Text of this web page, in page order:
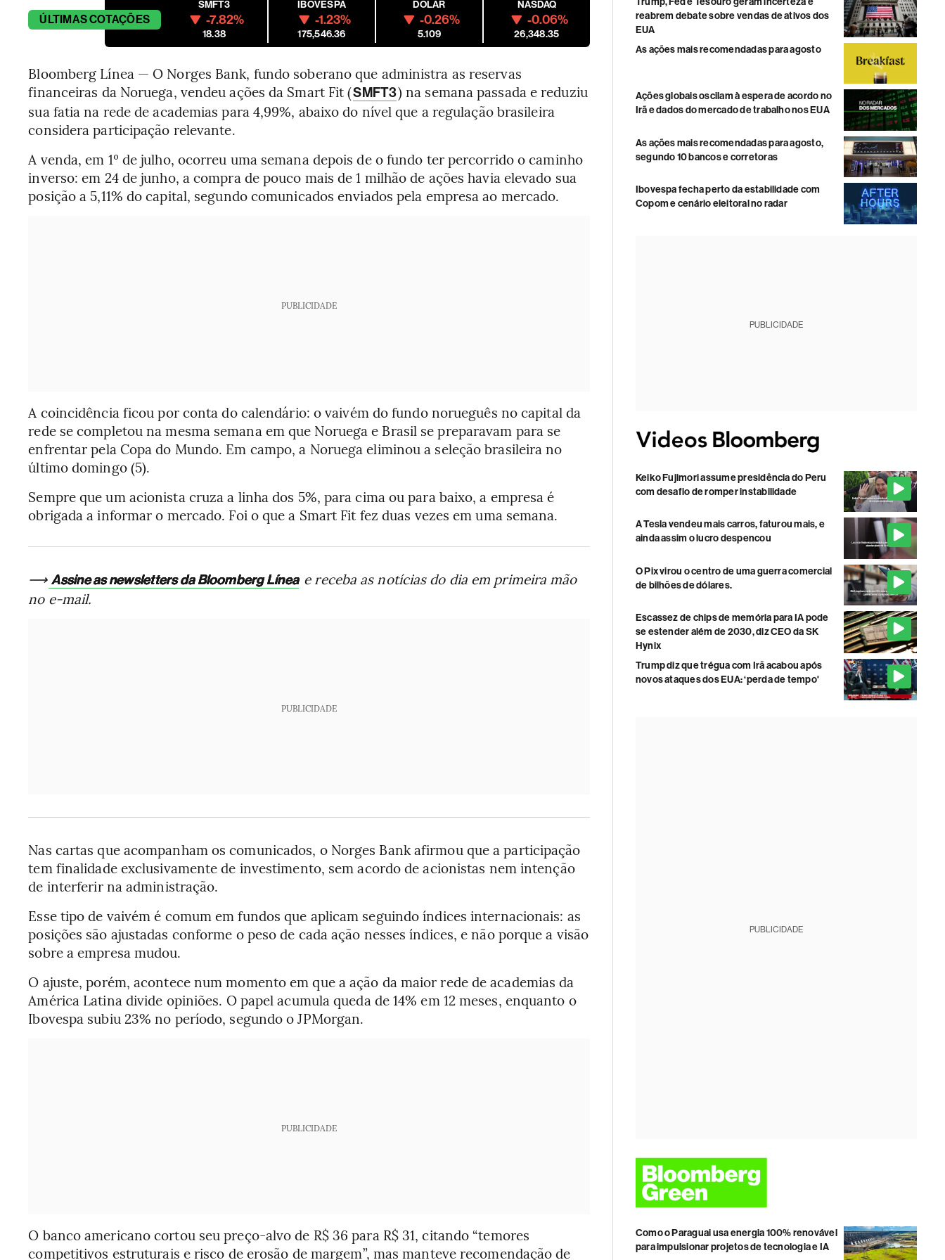
ÚLTIMASCOTAÇÕES
SMFT3
-7.82%
18.38
IBOVESPA
-1.23%
175,546.36
DÓLAR
-0.26%
5.109
NASDAQ
-0.06%
26,348.35
Bloomberg Línea — O Norges Bank, fundo soberano que administra as reservas
financeiras da Noruega, vendeu ações da Smart Fit (SMFT3) na semana passada e reduziu
sua fatia na rede de academias para 4,99%, abaixo do nível que a regulação brasileira
considera participação relevante.
A venda, em 1º de julho, ocorreu uma semana depois de o fundo ter percorrido o caminho
inverso: em 24 de junho, a compra de pouco mais de 1 milhão de ações havia elevado sua
posição a 5,11% do capital, segundo comunicados enviados pela empresa ao mercado.
PUBLICIDADE
A coincidência ficou por conta do calendário: o vaivém do fundo norueguês no capital da
rede se completou na mesma semana em que Noruega e Brasil se preparavam para se
enfrentar pela Copa do Mundo. Em campo, a Noruega eliminou a seleção brasileira no
último domingo (5).
Sempre que um acionista cruza a linha dos 5%, para cima ou para baixo, a empresa é
obrigada a informar o mercado. Foi o que a Smart Fit fez duas vezes em uma semana.
⟶ Assine as newsletters da Bloomberg Línea e receba as notícias do dia em primeira mão
no e-mail.
PUBLICIDADE
Nas cartas que acompanham os comunicados, o Norges Bank afirmou que a participação
tem finalidade exclusivamente de investimento, sem acordo de acionistas nem intenção
de interferir na administração.
Esse tipo de vaivém é comum em fundos que aplicam seguindo índices internacionais: as
posições são ajustadas conforme o peso de cada ação nesses índices, e não porque a visão
sobre a empresa mudou.
O ajuste, porém, acontece num momento em que a ação da maior rede de academias da
América Latina divide opiniões. O papel acumula queda de 14% em 12 meses, enquanto o
Ibovespa subiu 23% no período, segundo o JPMorgan.
PUBLICIDADE
O banco americano cortou seu preço-alvo de R$ 36 para R$ 31, citando “temores
competitivos estruturais e risco de erosão de margem”, mas manteve recomendação de
reabrem debate sobre vendas de ativos dos
EUA
As ações mais recomendadas para agosto
Ações globais oscilam à espera de acordo no
Irã e dados do mercado de trabalho nos EUA
As ações mais recomendadas para agosto,
segundo 10 bancos e corretoras
Ibovespa fecha perto da estabilidade com
Copom e cenário eleitoral no radar
PUBLICIDADE
Keiko Fujimori assume presidência do Peru
com desafio de romper instabilidade
A Tesla vendeu mais carros, faturou mais, e
ainda assim o lucro despencou
O Pix virou o centro de uma guerra comercial
de bilhões de dólares.
Escassez de chips de memória para IA pode
se estender além de 2030, diz CEO da SK
Hynix
Trump diz que trégua com Irã acabou após
novos ataques dos EUA: ‘perda de tempo'
PUBLICIDADE
Como o Paraguai usa energia 100% renovável
para impulsionar projetos de tecnologia e IA